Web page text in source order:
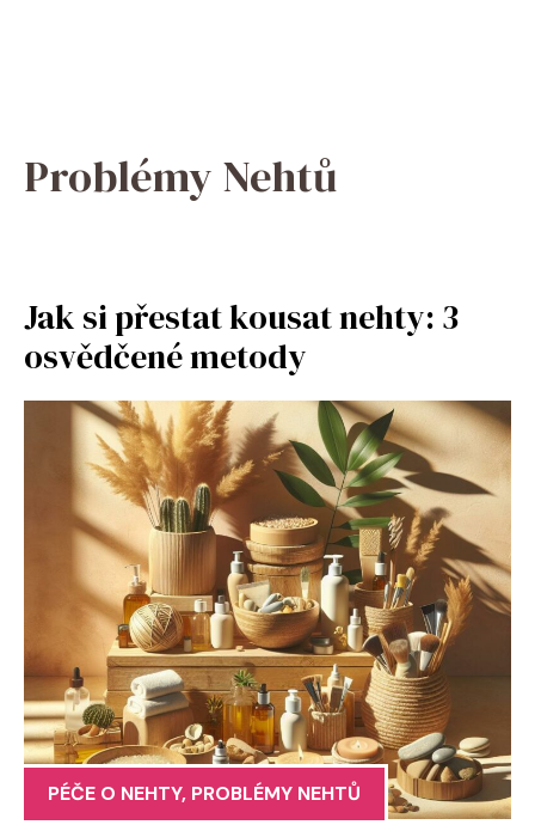
Problémy Nehtů
Jak si přestat kousat nehty: 3
osvědčené metody
PÉČE O NEHTY, PROBLÉMY NEHTŮ